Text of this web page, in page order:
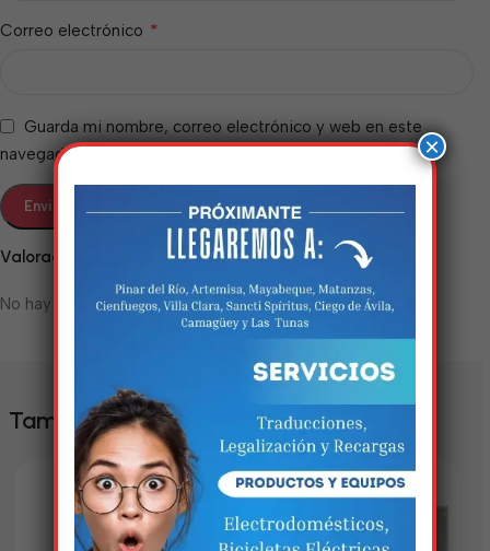
Valoraciones
No hay valoraciones aún.
Correo electrónico *
Guarda mi nombre, correo electrónico y web en este
navegador para la próxima vez que comente.
También te puede interesar
×
Estamos trabalhando
nisso!
Em breve, esta página estará
disponível com novidades
incríveis. Agradecemos pela
paciência e compreensão.